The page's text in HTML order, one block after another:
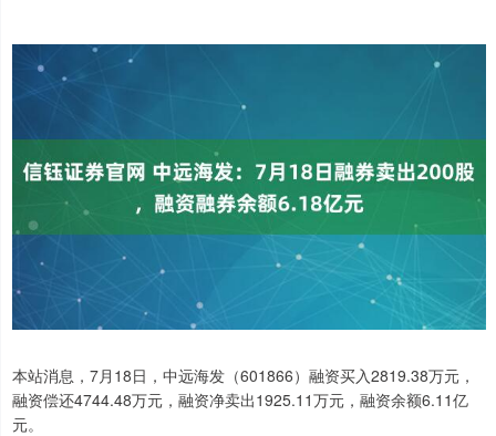
本站消息，7月18日，中远海发（601866）融资买入2819.38万元，
融资偿还4744.48万元，融资净卖出1925.11万元，融资余额6.11亿
元。